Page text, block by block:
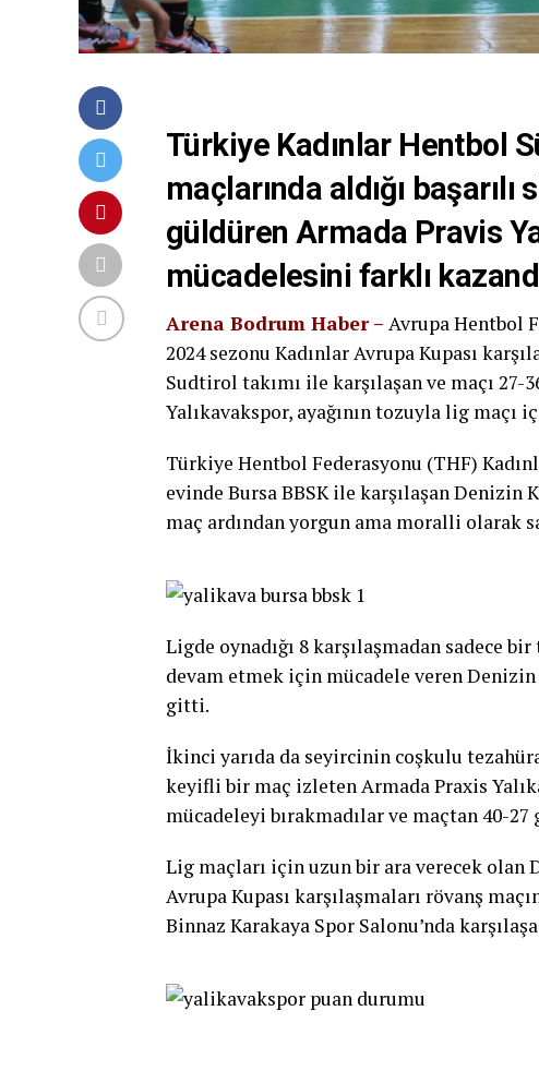
Türkiye Kadınlar Hentbol
maçlarında aldığı
güldüren Armada Pravis
mücadelesini farklı
Arena Bodrum Haber – Avrupa Hentbol
2024 sezonu Kadınlar Avrupa Kupası
Sudtirol takımı ile karşılaşan ve maçı 27-
Yalıkavakspor, ayağının tozuyla lig maçı
Türkiye Hentbol Federasyonu (THF)
evinde Bursa BBSK ile karşılaşan
maç ardından yorgun ama moralli olarak
Ligde oynadığı 8 karşılaşmadan sadece
devam etmek için mücadele veren Denizin
gitti.
İkinci yarıda da seyircinin coşkulu
keyifli bir maç izleten Armada Praxis
mücadeleyi bırakmadılar ve maçtan 40-27
Lig maçları için uzun bir ara verecek olan
Avrupa Kupası karşılaşmaları rövanş
Binnaz Karakaya Spor Salonu’nda